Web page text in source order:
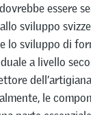
essere
sviluppo
lo sviluppo di
a livello
le